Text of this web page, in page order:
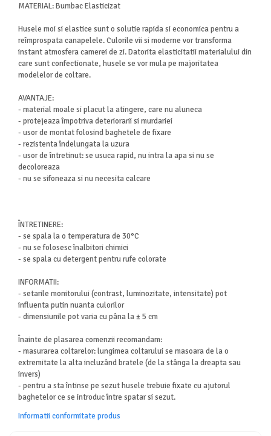
MATERIAL: Bumbac Elasticizat
Husele moi si elastice sunt o solutie rapida si economica pentru a
reîmprospata canapelele. Culorile vii si moderne vor transforma
instant atmosfera camerei de zi. Datorita elasticitatii materialului din
care sunt confectionate, husele se vor mula pe majoritatea
modelelor de coltare.
AVANTAJE:
- material moale si placut la atingere, care nu aluneca
- protejeaza împotriva deteriorarii si murdariei
- usor de montat folosind baghetele de fixare
- rezistenta îndelungata la uzura
- usor de întretinut: se usuca rapid, nu intra la apa si nu se
decoloreaza
- nu se sifoneaza si nu necesita calcare
ÎNTRETINERE:
- se spala la o temperatura de 30°C
- nu se folosesc înalbitori chimici
- se spala cu detergent pentru rufe colorate
INFORMATII:
- setarile monitorului (contrast, luminozitate, intensitate) pot
influenta putin nuanta culorilor
- dimensiunile pot varia cu pâna la ± 5 cm
Înainte de plasarea comenzii recomandam:
- masurarea coltarelor: lungimea coltarului se masoara de la o
extremitate la alta incluzând bratele (de la stânga la dreapta sau
invers)
- pentru a sta întinse pe sezut husele trebuie fixate cu ajutorul
baghetelor ce se introduc între spatar si sezut.
Informatii conformitate produs